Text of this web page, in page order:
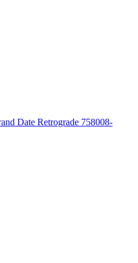
Date Retrograde 758008-